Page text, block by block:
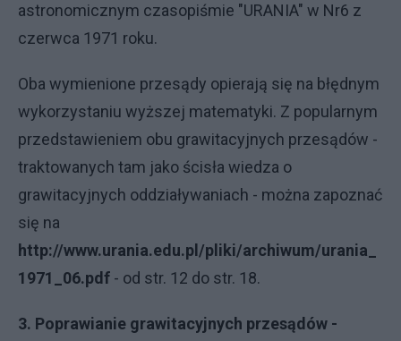
astronomicznym czasopiśmie "URANIA" w Nr6 z
czerwca 1971 roku.
Oba wymienione przesądy opierają się na błędnym
wykorzystaniu wyższej matematyki. Z popularnym
przedstawieniem obu grawitacyjnych przesądów -
traktowanych tam jako ścisła wiedza o
grawitacyjnych oddziaływaniach - można zapoznać
się na
http://www.urania.edu.pl/pliki/archiwum/urania_
1971_06.pdf - od str. 12 do str. 18.
3. Poprawianie grawitacyjnych przesądów -